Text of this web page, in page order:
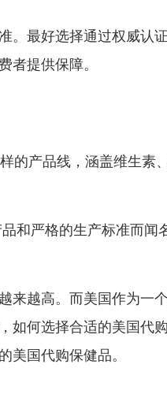
。最好选择通过权威认
者提供保障。
的产品线，涵盖维生素
和严格的生产标准而闻
来越高。而美国作为一
何选择合适的美国代
美国代购保健品。